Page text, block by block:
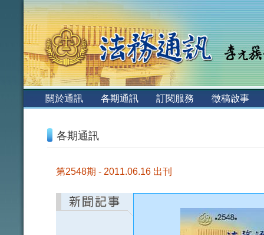
關於通訊 各期通訊 訂閱服務
徵稿啟事
各期通訊
第2548期 - 2011.06.16 出刊